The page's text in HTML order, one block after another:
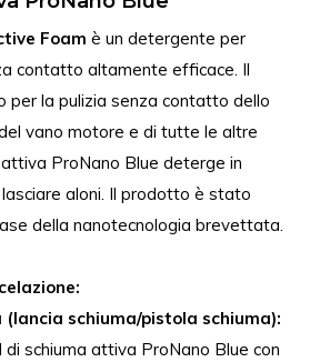
Foam è un detergente per
contatto altamente efficace. Il
la pulizia senza contatto dello
vano motore e di tutte le altre
ProNano Blue deterge in
aloni. Il prodotto è stato
della nanotecnologia brevettata.
(lancia schiuma/pistola schiuma):
schiuma attiva ProNano Blue con